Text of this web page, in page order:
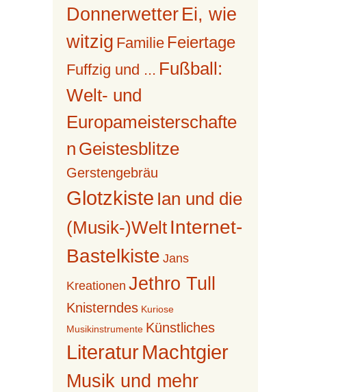
Donnerwetter Ei, wie
witzig Familie Feiertage
Fuffzig und ... Fußball:
Welt- und
Europameisterschafte
n Geistesblitze
Gerstengebräu
Glotzkiste Ian und die
(Musik-)Welt Internet-
Bastelkiste Jans
Kreationen Jethro Tull
Knisterndes Kuriose
Musikinstrumente Künstliches
LiteraturMachtgier
Musik und mehr